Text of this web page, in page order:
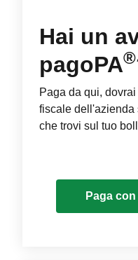
Hai un
pagoPA®
Paga da qui,
fiscale dell'azienda
che trovi sul tuo
Paga